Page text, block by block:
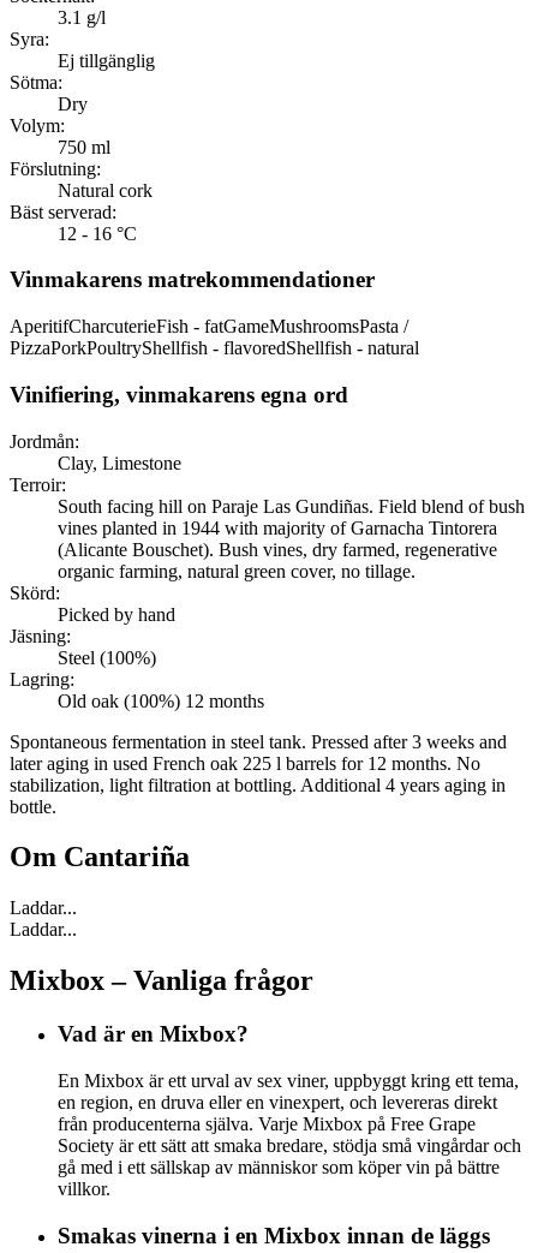
3.1 g/l
Syra:
Ej tillgänglig
Sötma:
Dry
Volym:
750 ml
Förslutning:
Natural cork
Bäst serverad:
12 - 16 °C
Vinmakarens matrekommendationer
AperitifCharcuterieFish - fatGameMushroomsPasta /
PizzaPorkPoultryShellfish - flavoredShellfish - natural
Vinifiering, vinmakarens egna ord
Jordmån:
Clay, Limestone
Terroir:
South facing hill on Paraje Las Gundiñas. Field blend of bush
vines planted in 1944 with majority of Garnacha Tintorera
(Alicante Bouschet). Bush vines, dry farmed, regenerative
organic farming, natural green cover, no tillage.
Skörd:
Picked by hand
Jäsning:
Steel (100%)
Lagring:
Old oak (100%) 12 months
Spontaneous fermentation in steel tank. Pressed after 3 weeks and
later aging in used French oak 225 l barrels for 12 months. No
stabilization, light filtration at bottling. Additional 4 years aging in
bottle.
Om Cantariña
Laddar...
Laddar...
Mixbox – Vanliga frågor
Vad är en Mixbox?
En Mixbox är ett urval av sex viner, uppbyggt kring ett tema,
en region, en druva eller en vinexpert, och levereras direkt
från producenterna själva. Varje Mixbox på Free Grape
Society är ett sätt att smaka bredare, stödja små vingårdar och
gå med i ett sällskap av människor som köper vin på bättre
villkor.
Smakas vinerna i en Mixbox innan de läggs